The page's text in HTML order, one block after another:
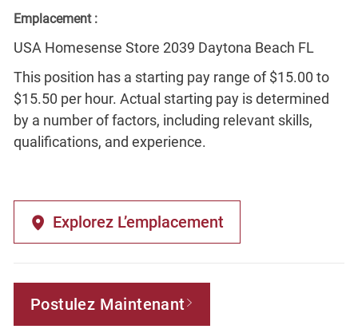
Emplacement :
USA Homesense Store 2039 Daytona Beach FL
This position has a starting pay range of $15.00 to
$15.50 per hour. Actual starting pay is determined
by a number of factors, including relevant skills,
qualifications, and experience.
Explorez L’emplacement
Postulez Maintenant